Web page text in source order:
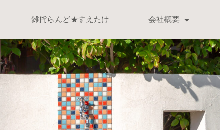
雑貨らんど★すえたけ 会社概要